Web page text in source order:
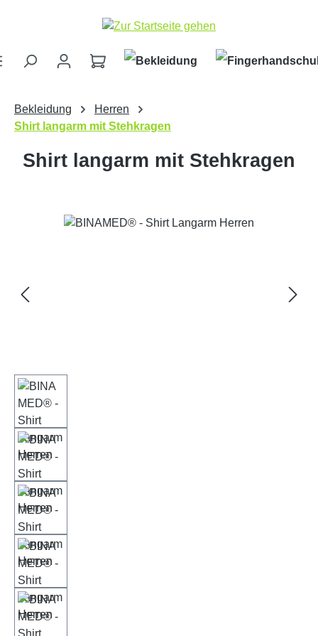
Zum Hauptinhalt springen
Bekleidung
Herren
Shirt langarm mit Stehkragen
Shirt langarm mit Stehkragen
Bildergalerie überspringen